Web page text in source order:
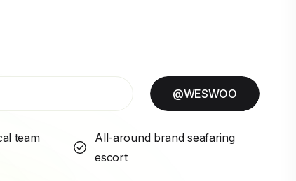
@WESWOO
team
All-around brand seafaring
escort